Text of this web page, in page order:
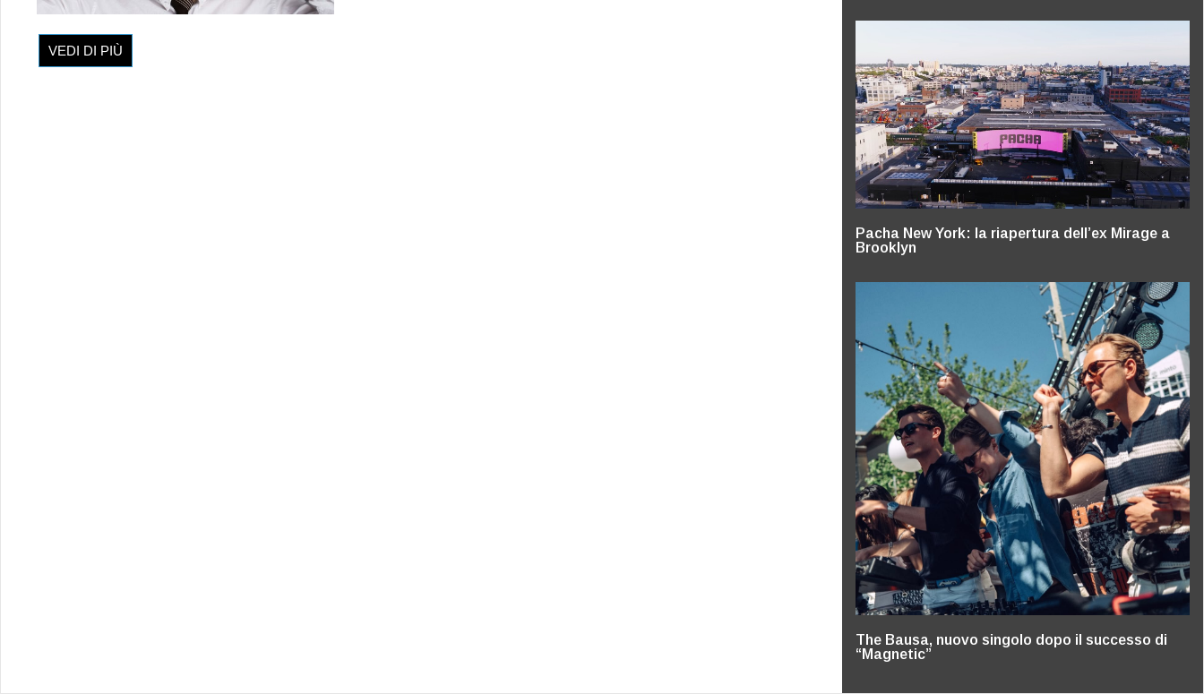
VEDI DI PIÙ
Pacha New York: la riapertura dell’ex Mirage a
Brooklyn
The Bausa, nuovo singolo dopo il successo di
“Magnetic”